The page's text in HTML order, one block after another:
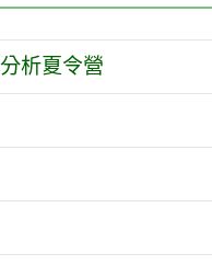
析夏令營